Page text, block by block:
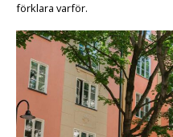
förklara varför.